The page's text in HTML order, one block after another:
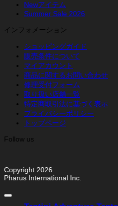
Newアイテム
Summer Sale 2026
インフォメーション
ショッピングガイド
販売条件について
マイアカウント
商品に関するお問い合わせ
修理受付フォーム
取り扱い店舗一覧
特定商取引法に基づく表示
プライバシーポリシー
トップページ
Follow us
Copyright 2026
Pharus International Inc.